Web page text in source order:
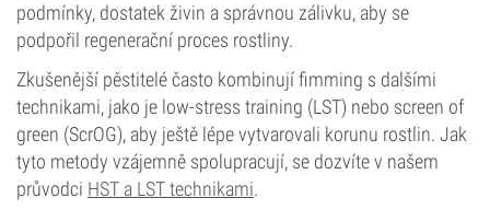
podmínky, dostatek živin a správnou zálivku, aby se
podpořil regenerační proces rostliny.
Zkušenější pěstitelé často kombinují fimming s dalšími
technikami, jako je low-stress training (LST) nebo screen of
green (ScrOG), aby ještě lépe vytvarovali korunu rostlin. Jak
tyto metody vzájemně spolupracují, se dozvíte v našem
průvodci HST a LST technikami.